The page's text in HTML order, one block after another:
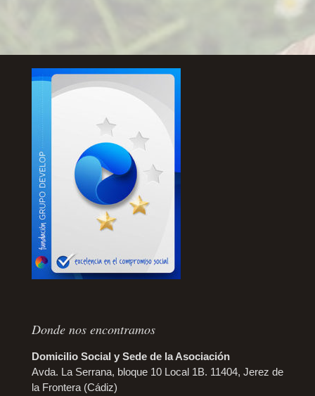
Donde nos encontramos
Domicilio Social y Sede de la Asociación
Avda. La Serrana, bloque 10 Local 1B. 11404, Jerez de
la Frontera (Cádiz)